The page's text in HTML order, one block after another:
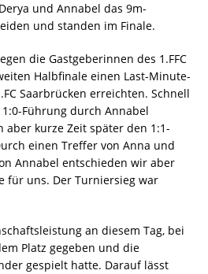
und Annabel das 9m-
und standen im Finale.
die Gastgeberinnen des 1.FFC
Halbfinale einen Last-Minute-
Saarbrücken erreichten. Schnell
Führung durch Annabel
aber kurze Zeit später den 1:1-
einen Treffer von Anna und
Annabel entschieden wir aber
für uns. Der Turniersieg war
an diesem Tag, bei
Platz gegeben und die
gespielt hatte. Darauf lässt